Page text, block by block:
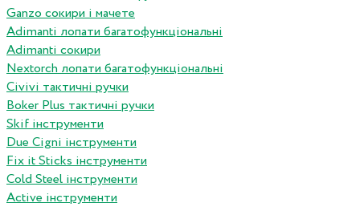
Ganzo сокири і мачете
Adimanti лопати багатофункціональні
Adimanti сокири
Nextorch лопати багатофункціональні
Сivivi тактичні ручки
Boker Plus тактичні ручки
Skif інструменти
Due Cigni інструменти
Fix it Sticks інструменти
Сold Steel інструменти
Active інструменти